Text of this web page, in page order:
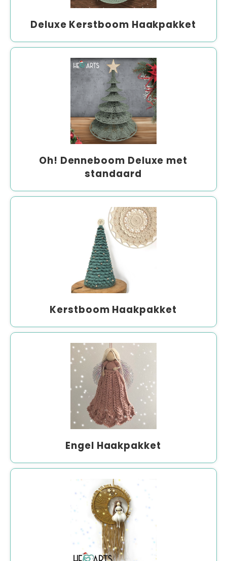
Deluxe Kerstboom Haakpakket
Oh! Denneboom Deluxe met
standaard
Kerstboom Haakpakket
Engel Haakpakket